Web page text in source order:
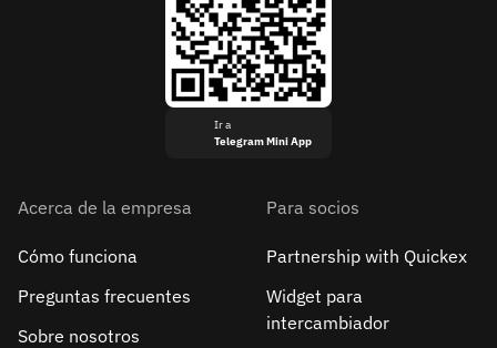
Ir a
Telegram Mini App
Acerca de la empresa
Cómo funciona
Preguntas frecuentes
Sobre nosotros
Para socios
Partnership with Quickex
Widget para
intercambiador